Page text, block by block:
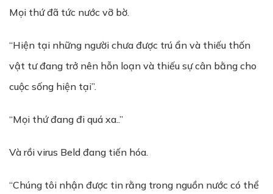
Mọi thứ đã tức nước vỡ bờ.
“Hiện tại những người chưa được trú ẩn và thiếu thốn
vật tư đang trở nên hỗn loạn và thiếu sự cân bằng cho
cuộc sống hiện tại”.
“Mọi thứ đang đi quá xa..”
Và rồi virus Beld đang tiến hóa.
“Chúng tôi nhận được tin rằng trong nguồn nước có thể